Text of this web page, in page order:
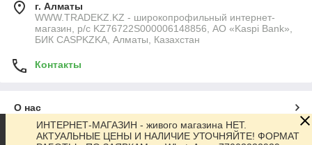
г. Алматы
WWW.TRADEKZ.KZ - широкопрофильный интернет-
магазин, р/с KZ76722S000006148856, АО «Kaspi Bank»,
БИК CASPKZKA, Алматы, Казахстан
Контакты
О нас
Контакты
ИНТЕРНЕТ-МАГАЗИН - живого магазина НЕТ.
АКТУАЛЬНЫЕ ЦЕНЫ И НАЛИЧИЕ УТОЧНЯЙТЕ! ФОРМАТ